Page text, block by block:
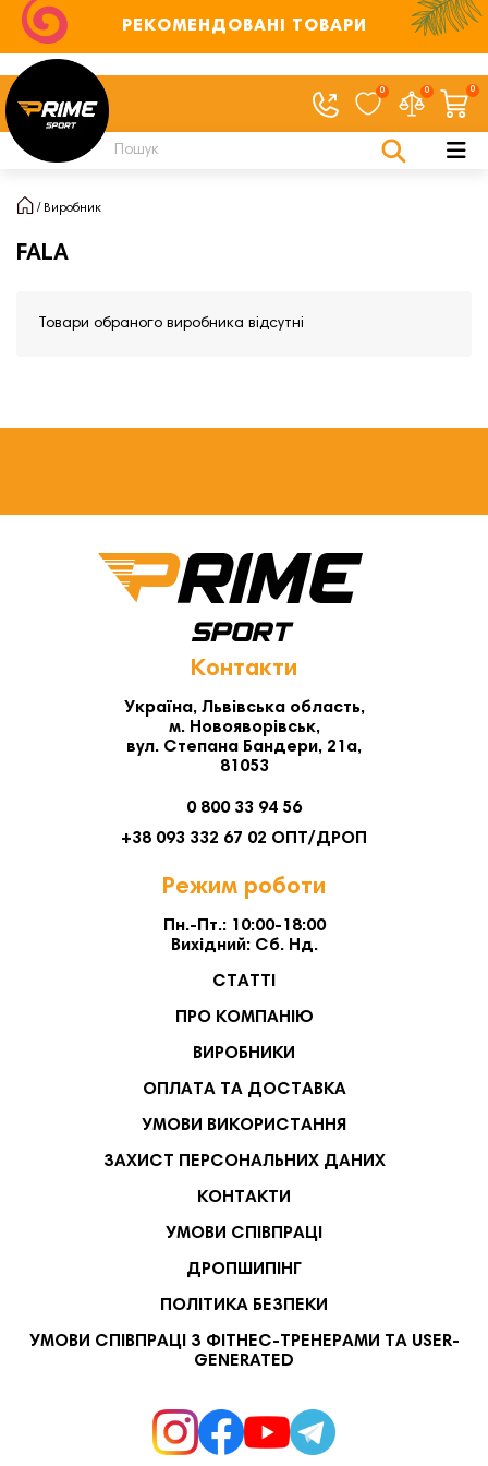
РЕКОМЕНДОВАНІ ТОВАРИ
0 0 0
Виробник
FALA
Товари обраного виробника відсутні
Контакти
Україна, Львівська область,
м. Новояворівськ,
вул. Степана Бандери, 21а,
81053
0 800 33 94 56
+38 093 332 67 02 ОПТ/ДРОП
Режим роботи
Пн.-Пт.: 10:00-18:00
Вихідний: Сб. Нд.
СТАТТІ
ПРО КОМПАНІЮ
ВИРОБНИКИ
ОПЛАТА ТА ДОСТАВКА
УМОВИ ВИКОРИСТАННЯ
ЗАХИСТ ПЕРСОНАЛЬНИХ ДАНИХ
КОНТАКТИ
УМОВИ СПІВПРАЦІ
ДРОПШИПІНГ
ПОЛІТИКА БЕЗПЕКИ
УМОВИ СПІВПРАЦІ З ФІТНЕС-ТРЕНЕРАМИ ТА USER-
GENERATED